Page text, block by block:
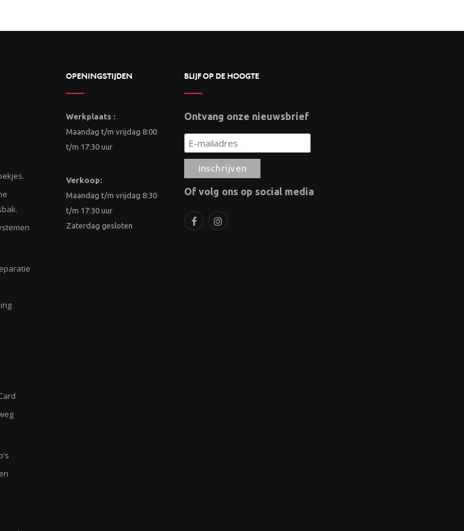
OPENINGSTIJDEN
Werkplaats :
Maandag t/m vrijdag 8:00
t/m 17:30 uur
Verkoop:
Maandag t/m vrijdag 8:30
t/m 17:30 uur
Zaterdag gesloten
BLIJF OP DE HOOGTE
Ontvang onze nieuwsbrief
Of volg ons op social media